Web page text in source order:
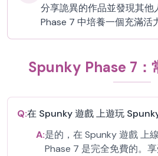
分享詭異的作品並發現其
Phase 7 中培養一個充滿活
Spunky Phase 7：
Q:在 Spunky 遊戲 上遊玩
A:是的，在 Spunky 遊戲 上
Phase 7 是完全免費的。